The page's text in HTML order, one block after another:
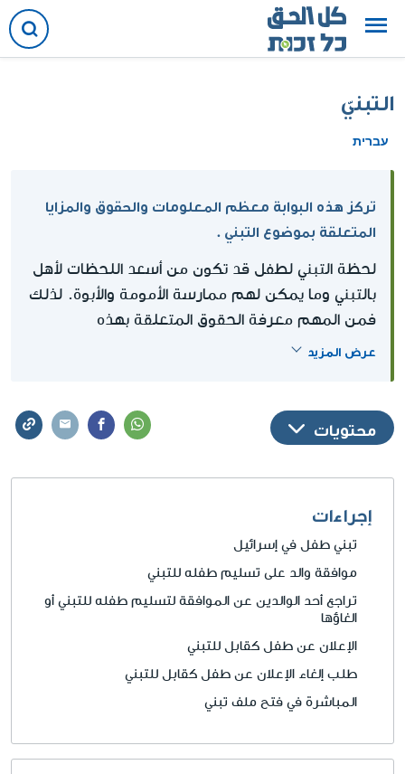
التبنيّ
עברית
تركز هذه البوابة معظم المعلومات والحقوق والمزايا
المتعلقة بموضوع التبني .
لحظة التبني لطفل قد تكون من أسعد اللحظات لأهل
بالتبني وما يمكن لهم ممارسة الأمومة والأبوة. لذلك
فمن المهم معرفة الحقوق المتعلقة بهذه
الإجراءات..
عرض المزيد
محتويات
إجراءات
تبني طفل في إسرائيل
موافقة والد على تسليم طفله للتبني
تراجع أحد الوالدين عن الموافقة لتسليم طفله للتبني أو
الغاؤها
الإعلان عن طفل كقابل للتبني
طلب إلغاء الإعلان عن طفل كقابل للتبني
المباشرة في فتح ملف تبني